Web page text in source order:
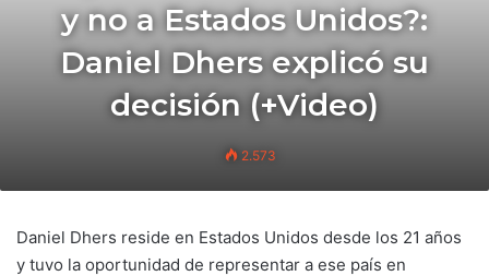
y no a Estados Unidos?:
Daniel Dhers explicó su
decisión (+Video)
2.573
Daniel Dhers reside en Estados Unidos desde los 21 años
y tuvo la oportunidad de representar a ese país en